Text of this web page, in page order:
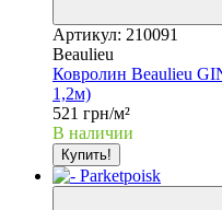
Артикул: 210091
Beaulieu
Ковролин Beaulieu
1,2м)
521 грн/м²
В наличии
Купить!